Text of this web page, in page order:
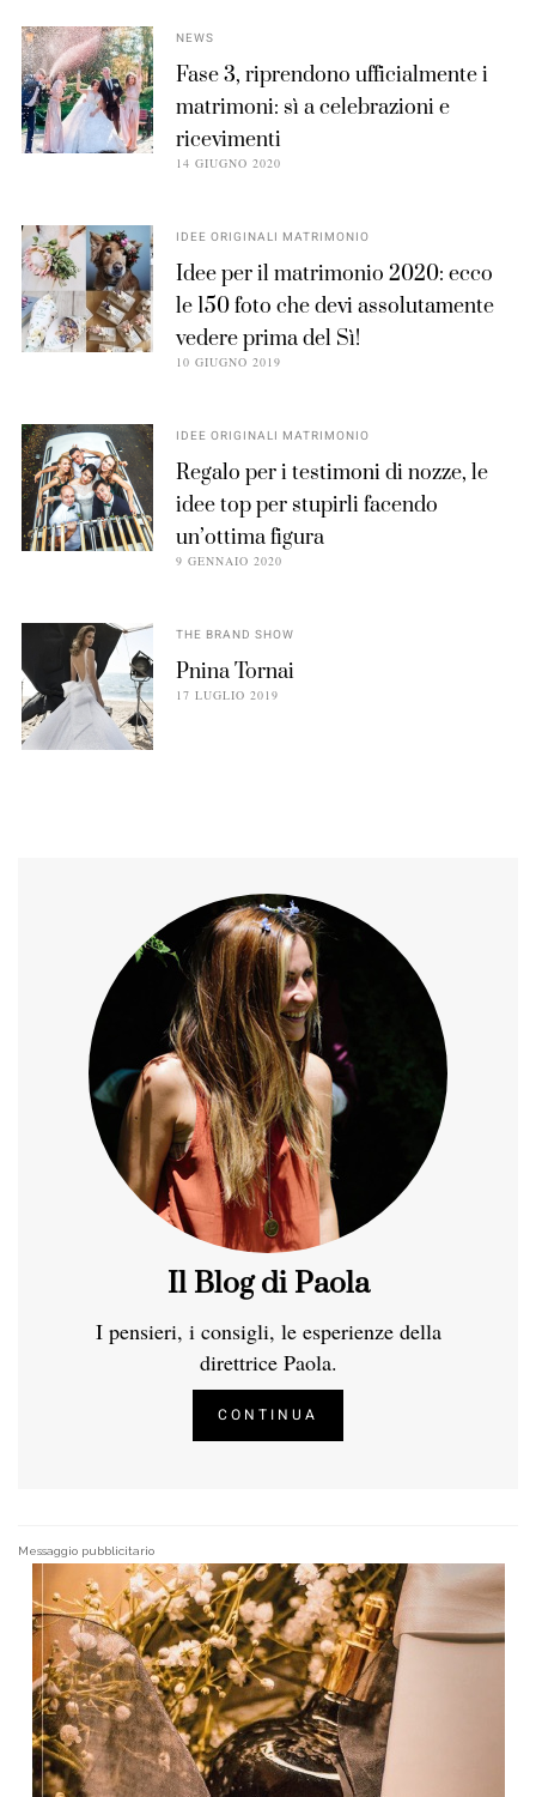
NEWS
Fase 3, riprendono ufficialmente i
matrimoni: sì a celebrazioni e
ricevimenti
14 GIUGNO 2020
IDEE ORIGINALI MATRIMONIO
Idee per il matrimonio 2020: ecco
le 150 foto che devi assolutamente
vedere prima del Sì!
10 GIUGNO 2019
IDEE ORIGINALI MATRIMONIO
Regalo per i testimoni di nozze, le
idee top per stupirli facendo
un’ottima figura
9 GENNAIO 2020
THE BRAND SHOW
Pnina Tornai
17 LUGLIO 2019
Il Blog di Paola
I pensieri, i consigli, le esperienze della
direttrice Paola.
CONTINUA
Messaggio pubblicitario